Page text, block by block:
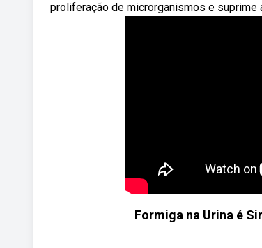
proliferação de microrganismos e suprime
Formiga na Urina é